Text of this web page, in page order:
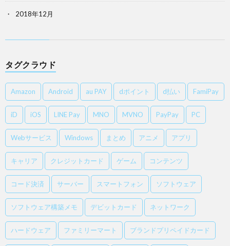
2018年12月
タグクラウド
Amazon Android au PAY dポイント d払い FamiPay
iD iOS LINE Pay MNO MVNO PayPay PC
Webサービス Windows まとめ アニメ アプリ
キャリア クレジットカード ゲーム コンテンツ
コード決済 サーバー スマートフォン ソフトウェア
ソフトウェア構築メモ デビットカード ネットワーク
ハードウェア ファミリーマート ブランドプリペイドカード